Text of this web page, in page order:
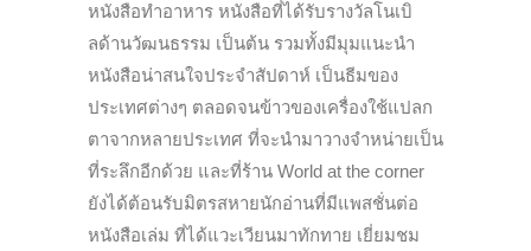
หนังสือทำอาหาร หนังสือที่ได้รับรางวัลโนเบิ
ลด้านวัฒนธรรม เป็นต้น รวมทั้งมีมุมแนะนำ
หนังสือน่าสนใจประจำสัปดาห์ เป็นธีมของ
ประเทศต่างๆ ตลอดจนข้าวของเครื่องใช้แปลก
ตาจากหลายประเทศ ที่จะนำมาวางจำหน่ายเป็น
ที่ระลึกอีกด้วย และที่ร้าน World at the corner
ยังได้ต้อนรับมิตรสหายนักอ่านที่มีแพสชั่นต่อ
หนังสือเล่ม ที่ได้แวะเวียนมาทักทาย เยี่ยมชม